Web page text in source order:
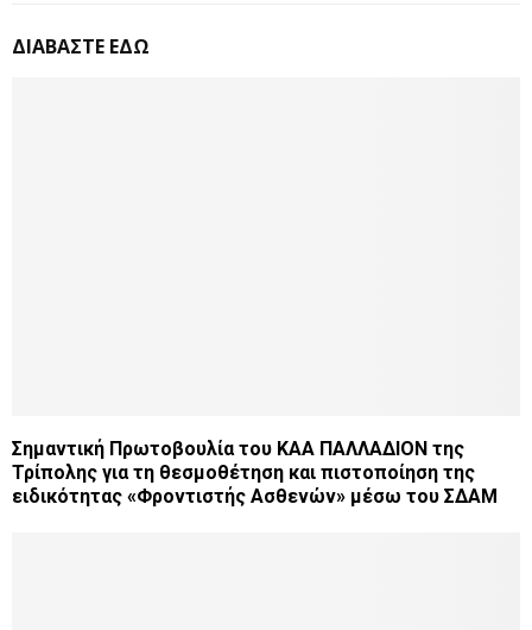
ΔΙΑΒΑΣΤΕ ΕΔΩ
Σημαντική Πρωτοβουλία του ΚΑΑ ΠΑΛΛΑΔΙΟΝ της
Τρίπολης για τη θεσμοθέτηση και πιστοποίηση της
ειδικότητας «Φροντιστής Ασθενών» μέσω του ΣΔΑΜ